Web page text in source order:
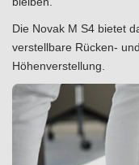
Die Novak M S4 bietet
verstellbare Rücken-
Höhenverstellung.